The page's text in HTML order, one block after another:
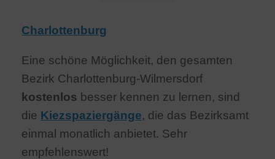
Charlottenburg
Eine schöne Möglichkeit, den gesamten
Bezirk Charlottenburg-Wilmersdorf
kostenlos besser kennen zu lernen, sind
die Kiezspaziergänge, die das Bezirksamt
einmal monatlich anbietet. Sehr
empfehlenswert!